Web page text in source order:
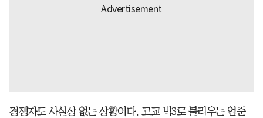
경쟁자도 사실상 없는 상황이다. 고교 빅3로 불리우는 엄준